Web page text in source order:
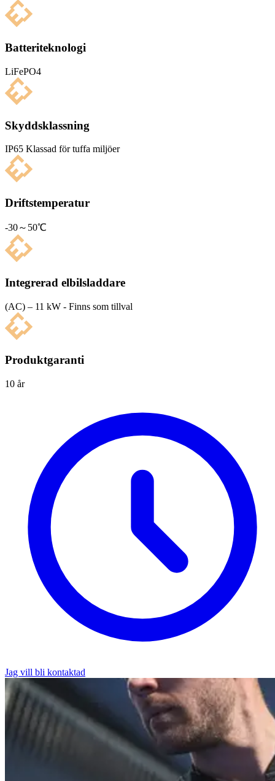
Batteriteknologi
LiFePO4
Skyddsklassning
IP65 Klas­sad för tuffa miljöer
Driftstemperatur
-30～50℃
Integrerad elbilsladdare
(AC) – 11 kW - Finns som tillval
Produktgaranti
10 år
Jag vill bli kontaktad